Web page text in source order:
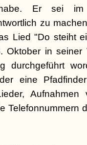
Er sei im
zu
Lied "Do steiht
in seiner
durchgeführt
eine
Aufnahmen
Telefonnummern